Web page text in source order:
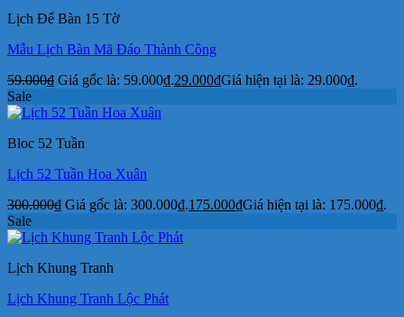
Lịch Để Bàn 15 Tờ
Mẫu Lịch Bàn Mã Đáo Thành Công
59.000₫ Giá gốc là: 59.000₫.29.000₫Giá hiện tại là: 29.000₫.
Sale
Bloc 52 Tuần
Lịch 52 Tuần Hoa Xuân
300.000₫ Giá gốc là: 300.000₫.175.000₫Giá hiện tại là: 175.000₫.
Sale
Lịch Khung Tranh
Lịch Khung Tranh Lộc Phát